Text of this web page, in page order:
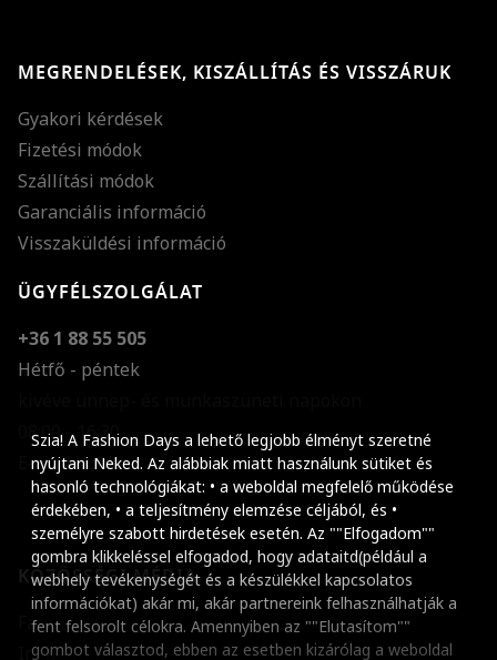
Szia! A Fashion Days a lehető legjobb élményt szeretné
nyújtani Neked. Az alábbiak miatt használunk sütiket és
hasonló technológiákat: • a weboldal megfelelő működése
érdekében, • a teljesítmény elemzése céljából, és •
személyre szabott hirdetések esetén. Az ""Elfogadom""
gombra klikkeléssel elfogadod, hogy adataitd(például a
webhely tevékenységét és a készülékkel kapcsolatos
információkat) akár mi, akár partnereink felhasználhatják a
fent felsorolt célokra. Amennyiben az ""Elutasítom""
gombot választod, ebben az esetben kizárólag a weboldal
MEGRENDELÉSEK, KISZÁLLÍTÁS ÉS VISSZÁRUK
Gyakori kérdések
Fizetési módok
Szállítási módok
Garanciális információ
Visszaküldési információ
ÜGYFÉLSZOLGÁLAT
+36 1 88 55 505
Hétfő - péntek
08:00 - 16:30
E-mail küldése
KÖZÖSSÉGI MÉDIA
Facebook
Instagram
Szöveg méretének
Szóköz növelése
Szóköz csökkentése
Sortávolság
Sortávolság